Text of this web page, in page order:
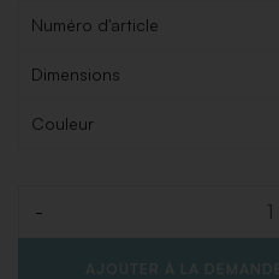
Numéro d'article
Dimensions
Couleur
-
AJOUTER À LA